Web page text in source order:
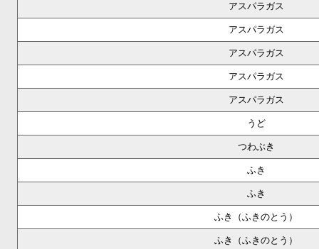
アスパラガス
アスパラガス
アスパラガス
アスパラガス
アスパラガス
うど
つわぶき
ふき
ふき
ふき（ふきのとう）
ふき（ふきのとう）